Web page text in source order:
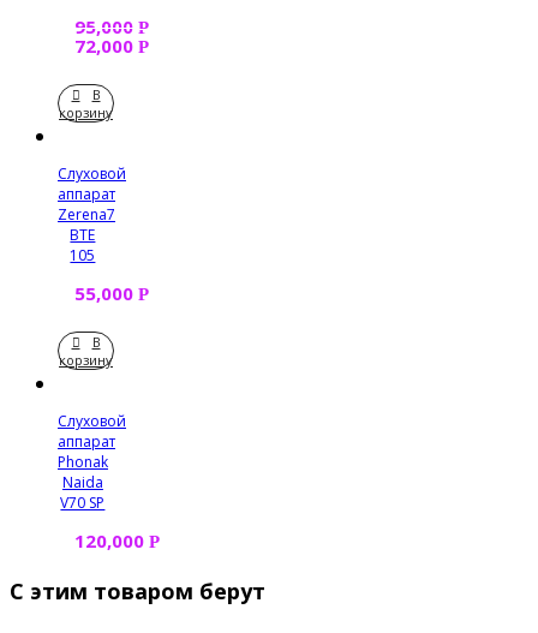
95,000 Р
72,000 Р
В
корзину
Слуховой
аппарат
Zerena7
BTE
105
55,000 Р
В
корзину
Слуховой
аппарат
Phonak
Naida
V70 SP
120,000 Р
С этим товаром берут